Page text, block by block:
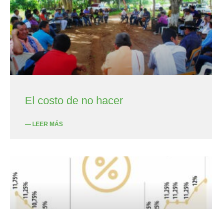
El costo de no hacer
— LEER MÁS